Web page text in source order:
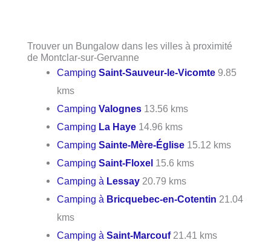
Trouver un Bungalow dans les villes à proximité
de Montclar-sur-Gervanne
CampingSaint-Sauveur-le-Vicomte 9.85
kms
CampingValognes 13.56 kms
Camping La Haye 14.96 kms
CampingSainte-Mère-Église 15.12 kms
CampingSaint-Floxel 15.6 kms
Camping à Lessay 20.79 kms
Camping à Bricquebec-en-Cotentin 21.04
kms
Camping àSaint-Marcouf21.41 kms